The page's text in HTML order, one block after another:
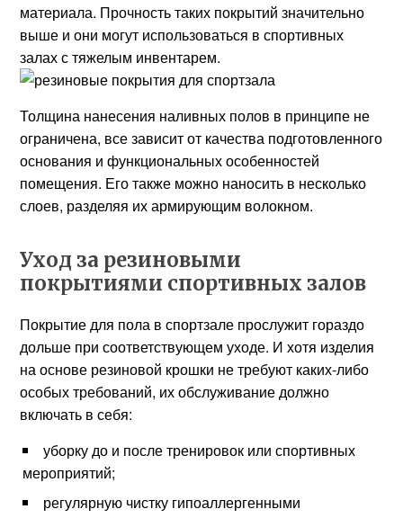
материала. Прочность таких покрытий значительно
выше и они могут использоваться в спортивных
залах с тяжелым инвентарем.
Толщина нанесения наливных полов в принципе не
ограничена, все зависит от качества подготовленного
основания и функциональных особенностей
помещения. Его также можно наносить в несколько
слоев, разделяя их армирующим волокном.
Уход за резиновыми
покрытиями спортивных залов
Покрытие для пола в спортзале прослужит гораздо
дольше при соответствующем уходе. И хотя изделия
на основе резиновой крошки не требуют каких-либо
особых требований, их обслуживание должно
включать в себя:
уборку до и после тренировок или спортивных
мероприятий;
регулярную чистку гипоаллергенными